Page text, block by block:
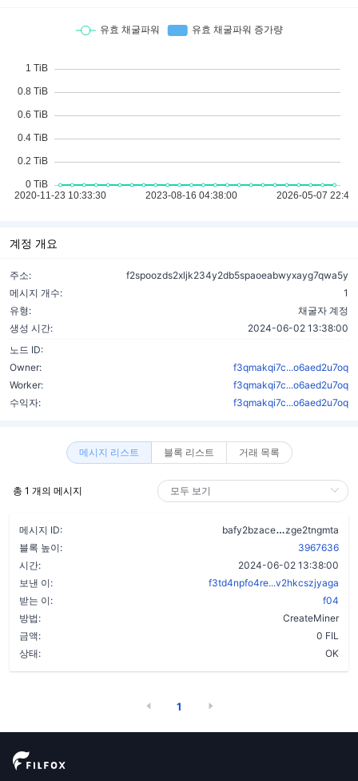
계정 개요
주소:
f2spoozds2xljk234y2db5spaoeabwyxayg7qwa5y
메시지 개수:
1
유형:
채굴자 계정
생성 시간:
2024-06-02 13:38:00
노드 ID:
Owner:
f3qmakqi7c...o6aed2u7oq
Worker:
f3qmakqi7c...o6aed2u7oq
수익자:
f3qmakqi7c...o6aed2u7oq
메시지 리스트 블록 리스트 거래 목록
총 1 개의 메시지
메시지 ID: bafy2bzace
zge2tngmta
블록 높이:
3967636
시간:
2024-06-02 13:38:00
보낸 이:
f3td4npfo4re...v2hkcszjyaga
받는 이:
f04
방법:
CreateMiner
금액:
0 FIL
상태:
OK
1